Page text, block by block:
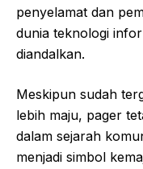
penyelamat dan
dunia teknologi
diandalkan.
Meskipun sudah
lebih maju, pager
dalam sejarah
menjadi simbol